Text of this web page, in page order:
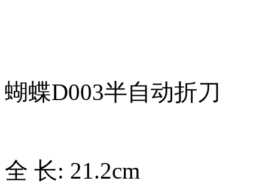
蝴蝶D003半自动折刀
全 长: 21.2cm